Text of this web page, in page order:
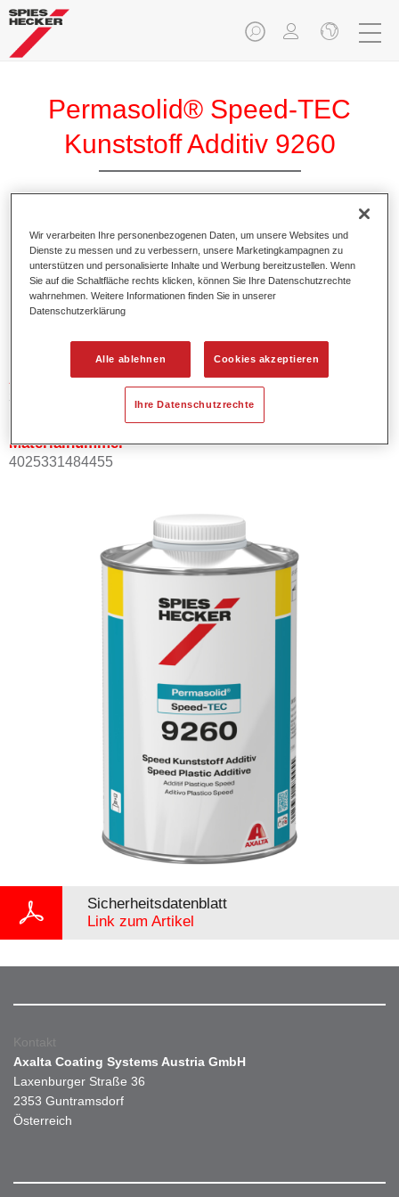
Permasolid® Speed-TEC
Kunststoff Additiv 9260
Produktmerkmale
Produktvariante
Artikelnummer
37192600
Materialnummer
4025331484455
Sicherheitsdatenblatt
Link zum Artikel
Kontakt
Axalta Coating Systems Austria GmbH
Laxenburger Straße 36
2353 Guntramsdorf
Österreich
Wir verarbeiten Ihre personenbezogenen Daten, um unsere Websites und
Dienste zu messen und zu verbessern, unsere Marketingkampagnen zu
unterstützen und personalisierte Inhalte und Werbung bereitzustellen. Wenn
Sie auf die Schaltfläche rechts klicken, können Sie Ihre Datenschutzrechte
wahrnehmen. Weitere Informationen finden Sie in unserer
Datenschutzerklärung
Alle ablehnen Cookies akzeptieren
Ihre Datenschutzrechte